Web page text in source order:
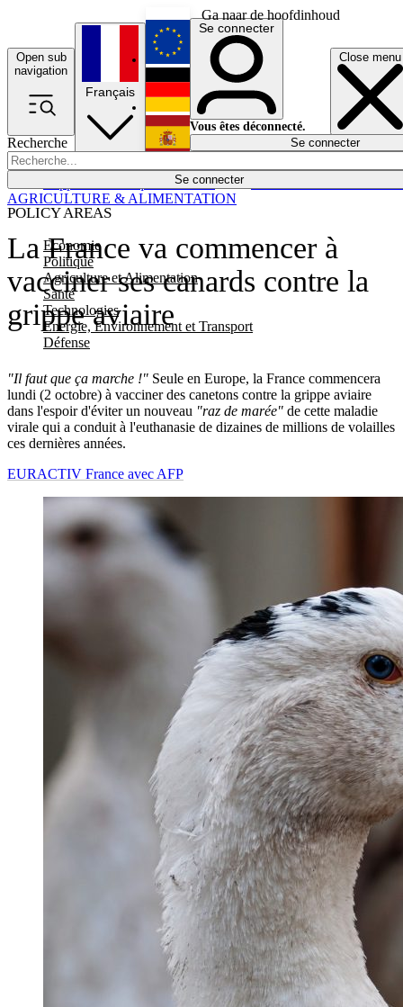
Ga naar de hoofdinhoud
Open sub
navigation
Close menu
Recherche
Se connecter
POLICY AREAS
Economie
Politique
Agriculture et Alimentation
Santé
Technologies
Energie, Environnement et Transport
Défense
Économie
Français
English
Deutsch
Español
Se connecter
Vous êtes déconnecté.
Se connecter
La France va commencer à
vacciner ses canards contre la
grippe aviaire
"Il faut que ça marche !" Seule en Europe, la France commencera
lundi (2 octobre) à vacciner des canetons contre la grippe aviaire
dans l'espoir d'éviter un nouveau "raz de marée" de cette maladie
virale qui a conduit à l'euthanasie de dizaines de millions de volailles
ces dernières années.
AGRICULTURE & ALIMENTATION
EURACTIV France avec AFP